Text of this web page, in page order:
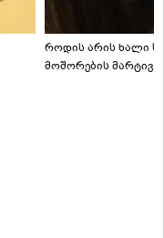
როდის არის ხალი
მოშორების